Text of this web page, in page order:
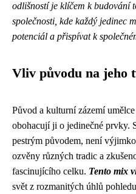
odlišností je klíčem k budování
společnosti, kde každý jedinec
potenciál a přispívat k
Vliv původu na jeho
Původ a kulturní zázemí
obohacují ji o jedinečné prvky.
pestrým původem, není
ozvěny různých tradic a
fascinujícího celku. Tento mix
svět z rozmanitých úhlů